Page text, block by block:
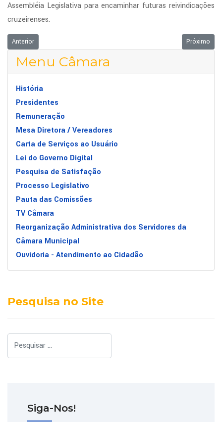
Assembléia Legislativa para encaminhar futuras reivindicações
cruzeirenses.
Artigo anterior: APROVADA A FIXAÇÃO DE METAS
Anterior Próximo
Próximo
Menu Câmara
História
Presidentes
Remuneração
Mesa Diretora / Vereadores
Carta de Serviços ao Usuário
Lei do Governo Digital
Pesquisa de Satisfação
Processo Legislativo
Pauta das Comissões
TV Câmara
Reorganização Administrativa dos Servidores da
Câmara Municipal
Ouvidoria - Atendimento ao Cidadão
Pesquisa no Site
Siga-Nos!